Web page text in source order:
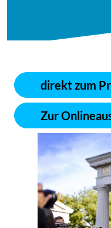
direkt zum
Zur